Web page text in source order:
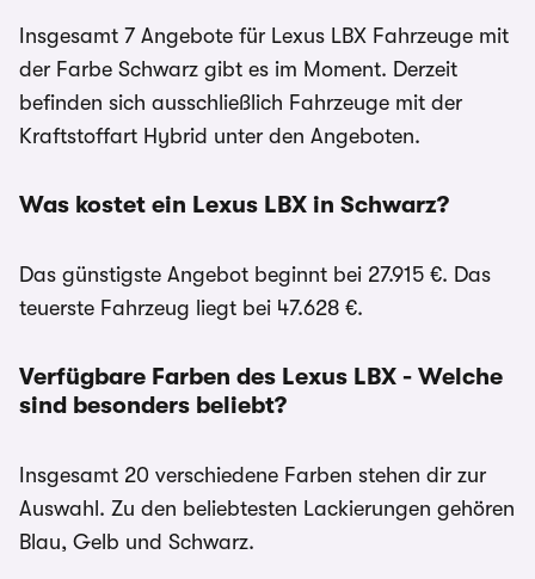
Insgesamt 7 Angebote für Lexus LBX Fahrzeuge mit
der Farbe Schwarz gibt es im Moment. Derzeit
befinden sich ausschließlich Fahrzeuge mit der
Kraftstoffart Hybrid unter den Angeboten.
Was kostet ein Lexus LBX in Schwarz?
Das günstigste Angebot beginnt bei 27.915 €. Das
teuerste Fahrzeug liegt bei 47.628 €.
Verfügbare Farben des Lexus LBX - Welche
sind besonders beliebt?
Insgesamt 20 verschiedene Farben stehen dir zur
Auswahl. Zu den beliebtesten Lackierungen gehören
Blau, Gelb und Schwarz.